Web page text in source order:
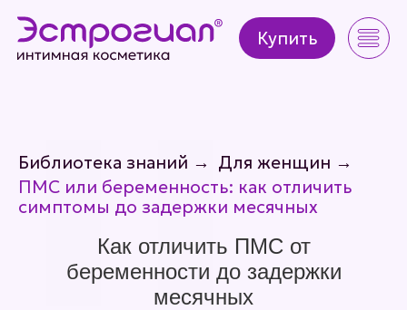
Купить
Купить
Библиотека знаний → Для женщин →
ПМС или беременность: как отличить
симптомы до задержки месячных
Как отличить ПМС от
беременности до задержки
месячных